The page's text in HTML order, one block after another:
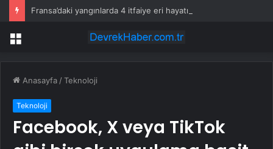
Fransa’daki yangınlarda 4 itfaiye eri hayatını kaybetti
Menü
Anasayfa /Teknoloji
Teknoloji
Facebook, X veya TikTok